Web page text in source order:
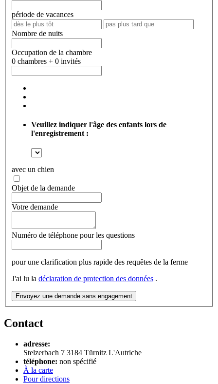
période de vacances
Nombre de nuits
Occupation de la chambre
0 chambres + 0 invités
Veuillez indiquer l'âge des enfants lors de
l'enregistrement :
avec un chien
Objet de la demande
Votre demande
Numéro de téléphone pour les questions
pour une clarification plus rapide des requêtes de la ferme
J'ai lu la déclaration de protection des données .
Envoyez une demande sans engagement
Contact
adresse:
Stelzerbach 7 3184 Türnitz L'Autriche
téléphone: non spécifié
À la carte
Pour directions